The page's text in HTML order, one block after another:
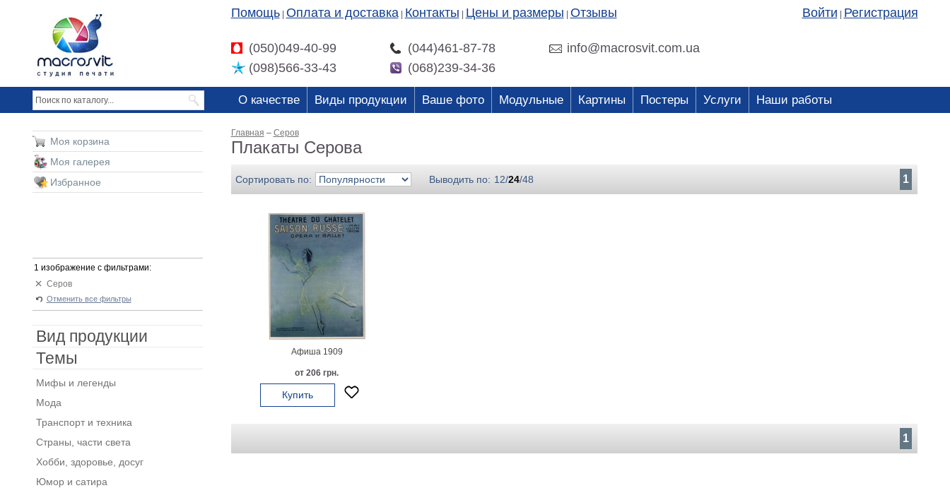
Помощь Оплата и доставка Контакты Цены и размеры Отзывы Войти Регистрация
(050)049-40-99 (044)461-87-78
info@macrosvit.com.ua
(098)566-33-43
(068)239-34-36
О качестве Виды продукции Ваше фото Модульные Картины Постеры Услуги Наши работы
Главная – Серов
Плакаты Серова
Сортировать по: Выводить по: 12/24/48 1
Афиша 1909
от 206 грн.
Купить
1
Моя корзина
Моя галерея
Избранное
1 изображение с фильтрами:
Серов
Отменить все фильтры
Вид продукции
Темы
Мифы и легенды
Мода
Транспорт и техника
Страны, части света
Хобби, здоровье, досуг
Юмор и сатира